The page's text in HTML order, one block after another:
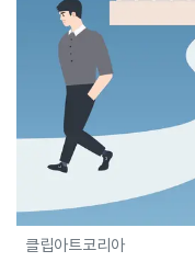
클립아트코리아